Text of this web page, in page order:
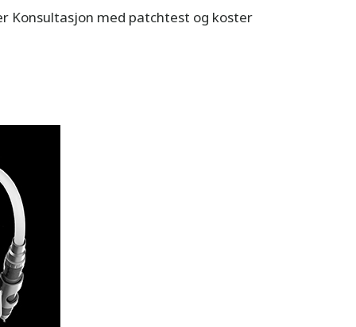
Konsultasjon med patchtest og koster